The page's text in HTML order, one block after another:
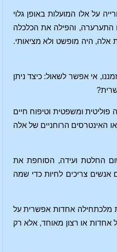
על אלו המועלות באופן גלוי
התערערה, והפילה את הכלכלה
של נקודות אלה, היה מופשט ולא מציאותי.
אי אפשר לשאול: כיצד ניתן
ומשפטית וטיפוח חיים
האינטרסים הרוחניים של אלה
החלטת ועידה, הסוחפת את
צריכים לחיות כדי שמה
מלכתחילה אחדות אפשרית על
אחדות או רצון מאוחד, אלא רק